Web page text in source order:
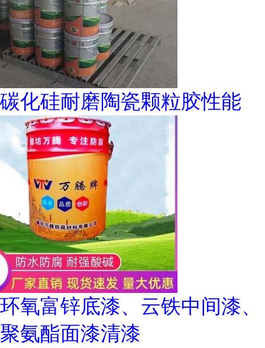
碳化硅耐磨陶瓷颗粒胶性能
环氧富锌底漆、云铁中间漆、
聚氨酯面漆清漆